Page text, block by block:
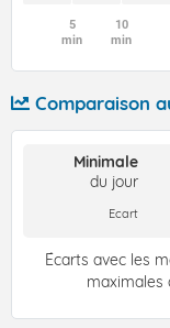
5
min
10
min
Comparaison
Minimale
du jour
Ecart
Écarts avec les
maximales